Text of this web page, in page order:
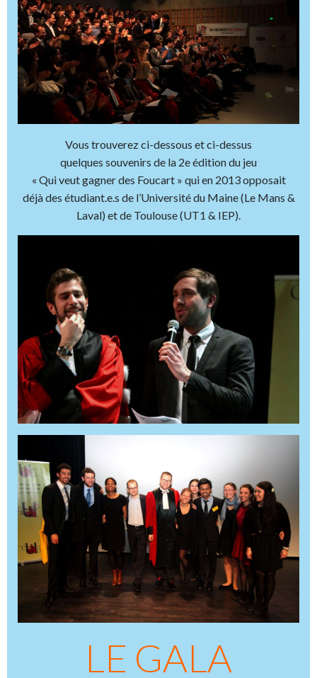
Vous trouverez ci-dessous et ci-dessus
quelques souvenirs de la 2e édition du jeu
« Qui veut gagner des Foucart » qui en 2013 opposait
déjà des étudiant.e.s de l’Université du Maine (Le Mans &
Laval) et de Toulouse (UT1 & IEP).
LE GALA